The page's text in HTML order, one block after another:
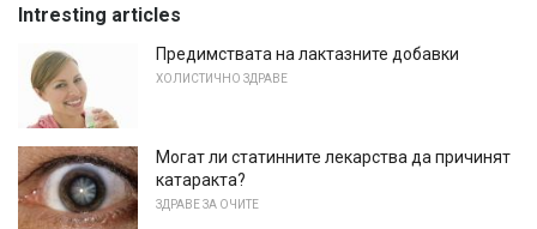
Intresting articles
Предимствата на лактазните добавки
ХОЛИСТИЧНО ЗДРАВЕ
Могат ли статинните лекарства да причинят
катаракта?
ЗДРАВЕ ЗА ОЧИТЕ